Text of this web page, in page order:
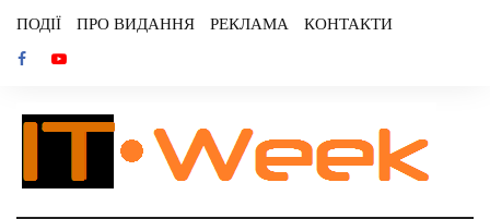
content
ПОДІЇ ПРО ВИДАННЯ РЕКЛАМА КОНТАКТИ